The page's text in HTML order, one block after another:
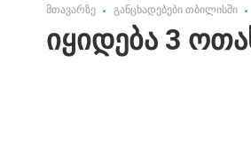
მთავარზე განცხადებები თბილისში
იყიდება 3